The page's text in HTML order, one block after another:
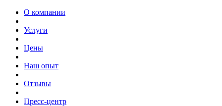
О компании
Услуги
Цены
Наш опыт
Отзывы
Пресс-центр